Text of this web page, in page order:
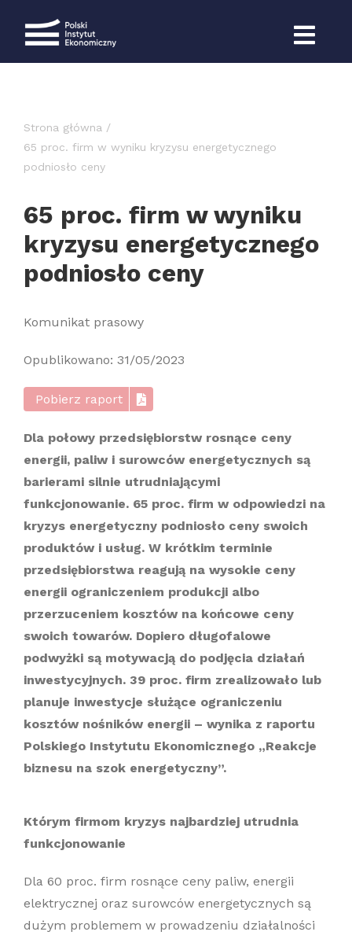
Strona główna
65 proc. firm w wyniku kryzysu energetycznego
podniosło ceny
65 proc. firm w wyniku
kryzysu energetycznego
podniosło ceny
Komunikat prasowy
Opublikowano: 31/05/2023
Pobierz raport
Dla połowy przedsiębiorstw rosnące ceny
energii, paliw i surowców energetycznych są
barierami silnie utrudniającymi
funkcjonowanie. 65 proc. firm w odpowiedzi na
kryzys energetyczny podniosło ceny swoich
produktów i usług. W krótkim terminie
przedsiębiorstwa reagują na wysokie ceny
energii ograniczeniem produkcji albo
przerzuceniem kosztów na końcowe ceny
swoich towarów. Dopiero długofalowe
podwyżki są motywacją do podjęcia działań
inwestycyjnych. 39 proc. firm zrealizowało lub
planuje inwestycje służące ograniczeniu
kosztów nośników energii – wynika z raportu
Polskiego Instytutu Ekonomicznego „Reakcje
biznesu na szok energetyczny”.
Którym firmom kryzys najbardziej utrudnia
funkcjonowanie
Dla 60 proc. firm rosnące ceny paliw, energii
elektrycznej oraz surowców energetycznych są
dużym problemem w prowadzeniu działalności